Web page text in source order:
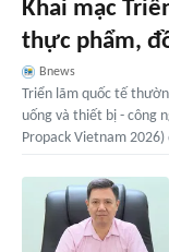
Khai mạc
thực phẩm,
Bnews
Triển lãm quốc tế
uống và thiết bị - công
Propack Vietnam